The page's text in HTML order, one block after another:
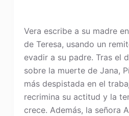
Vera escribe a su madre
de Teresa, usando un
evadir a su padre. Tras el
sobre la muerte de Jana,
más despistada en el
recrimina su actitud y la
crece. Además, la señora